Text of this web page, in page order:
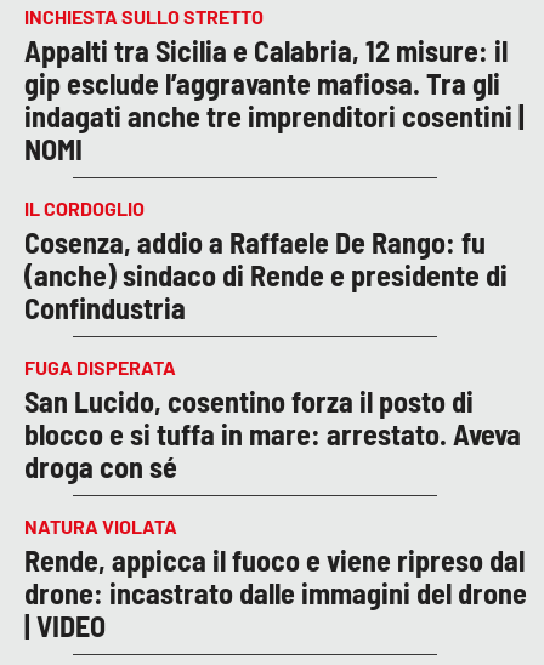
INCHIESTA SULLO STRETTO
Appalti tra Sicilia e Calabria, 12 misure: il
gip esclude l’aggravante mafiosa. Tra gli
indagati anche tre imprenditori cosentini |
NOMI
IL CORDOGLIO
Cosenza, addio a Raffaele De Rango: fu
(anche) sindaco di Rende e presidente di
Confindustria
FUGA DISPERATA
San Lucido, cosentino forza il posto di
blocco e si tuffa in mare: arrestato. Aveva
droga con sé
NATURA VIOLATA
Rende, appicca il fuoco e viene ripreso dal
drone: incastrato dalle immagini del drone
| VIDEO